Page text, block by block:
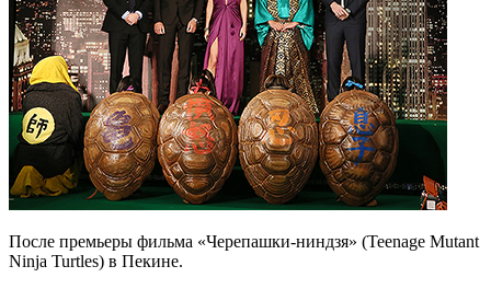
После премьеры фильма «Черепашки-ниндзя» (Teenage Mutant
Ninja Turtles) в Пекине.